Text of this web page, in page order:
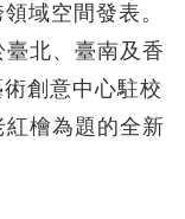
域空間發表。
北、臺南及香
創意中心駐校
檜為題的全新